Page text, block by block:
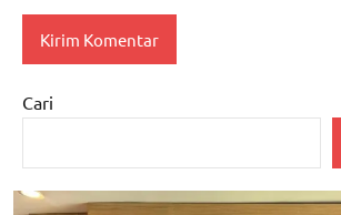
Cari